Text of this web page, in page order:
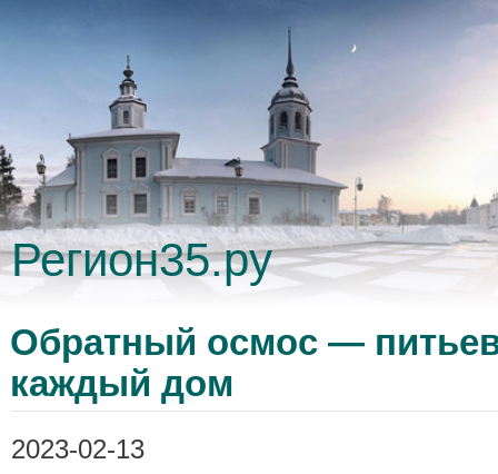
Регион35.ру
Обратный осмос —
каждый дом
2023-02-13